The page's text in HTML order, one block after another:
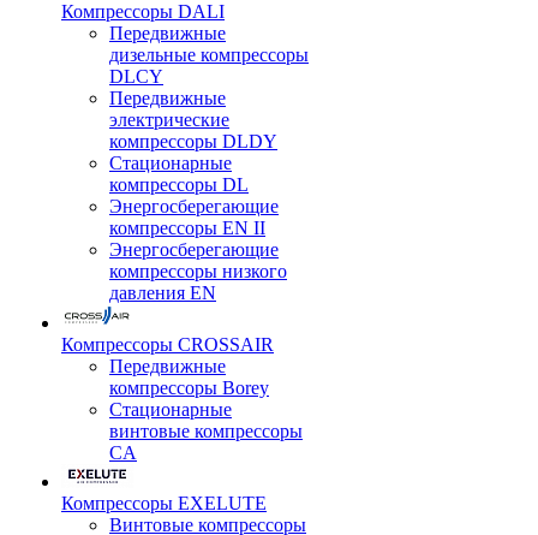
Компрессоры DALI
Передвижные
дизельные компрессоры
DLCY
Передвижные
электрические
компрессоры DLDY
Стационарные
компрессоры DL
Энергосберегающие
компрессоры EN II
Энергосберегающие
компрессоры низкого
давления EN
Компрессоры CROSSAIR
Передвижные
компрессоры Borey
Стационарные
винтовые компрессоры
CA
Компрессоры EXELUTE
Винтовые компрессоры